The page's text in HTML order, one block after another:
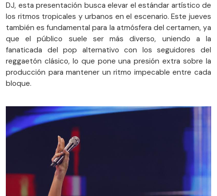
DJ, esta presentación busca elevar el estándar artístico de
los ritmos tropicales y urbanos en el escenario. Este jueves
también es fundamental para la atmósfera del certamen, ya
que el público suele ser más diverso, uniendo a la
fanaticada del pop alternativo con los seguidores del
reggaetón clásico, lo que pone una presión extra sobre la
producción para mantener un ritmo impecable entre cada
bloque.